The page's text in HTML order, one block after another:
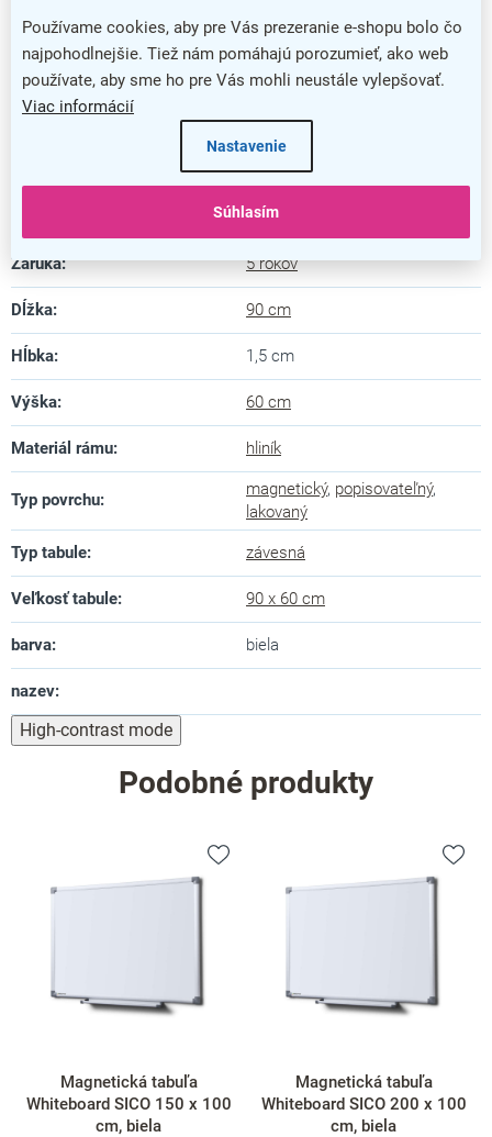
Používame cookies, aby pre Vás prezeranie e-shopu bolo čo
najpohodlnejšie. Tiež nám pomáhajú porozumieť, ako web
používate, aby sme ho pre Vás mohli neustále vylepšovať.
Viac informácií
Nastavenie
Súhlasím
nasucho
Užitočný odkladací držiak na fixky či iné drobnosti
Dodatočné parametre
Magnetické popisovacie tabule
biela
Záruka: 5 rokov
Dĺžka: 90 cm
Hĺbka: 1,5 cm
Výška: 60 cm
Materiál rámu: hliník
Typ povrchu:
magnetický, popisovateľný,
lakovaný
Typ tabule: závesná
Veľkosť tabule: 90 x 60 cm
barva: biela
nazev:
High-contrast mode
Podobné produkty
Magnetická tabuľa
Whiteboard SICO 150 x 100
cm, biela
Magnetická tabuľa
Whiteboard SICO 200 x 100
cm, biela